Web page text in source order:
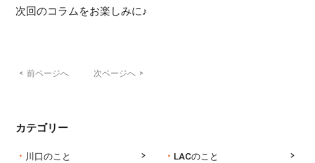
次回のコラムをお楽しみに♪
< 前ページへ 次ページへ >
カテゴリー
川口のこと
LACのこと